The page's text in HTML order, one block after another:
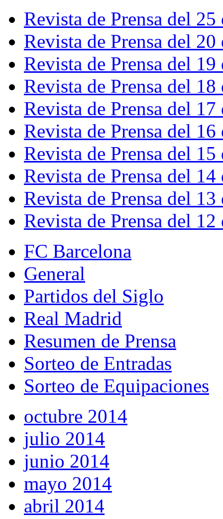
Revista de Prensa del
Revista de Prensa del
Revista de Prensa del
Revista de Prensa del
Revista de Prensa del
Revista de Prensa del
Revista de Prensa del
Revista de Prensa del
Revista de Prensa del
Revista de Prensa del
FC Barcelona
General
Partidos del Siglo
Real Madrid
Resumen de Prensa
Sorteo de Entradas
Sorteo de Equipaciones
octubre 2014
julio 2014
junio 2014
mayo 2014
abril 2014